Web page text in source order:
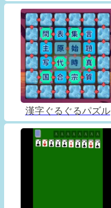
漢字ぐるぐるパズル